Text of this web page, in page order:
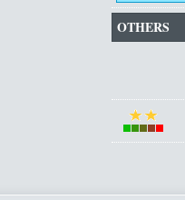
OTHERS